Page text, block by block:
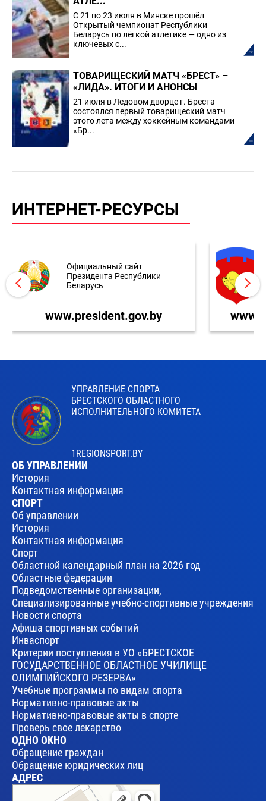
С 21 по 23 июля в Минске прошёл
Открытый чемпионат Республики
Беларусь по лёгкой атлетике — одно из
ключевых с...
ТОВАРИЩЕСКИЙ МАТЧ «БРЕСТ» –
«ЛИДА». ИТОГИ И АНОНСЫ
21 июля в Ледовом дворце г. Бреста
состоялся первый товарищеский матч
этого лета между хоккейным командами
«Бр...
ИНТЕРНЕТ-РЕСУРСЫ
Официальный сайт
Президента Республики
Беларусь
www.president.gov.by
УПРАВЛЕНИЕ СПОРТА
БРЕСТСКОГО ОБЛАСТНОГО
ИСПОЛНИТЕЛЬНОГО КОМИТЕТА
1REGIONSPORT.BY
ОБ УПРАВЛЕНИИ
История
Контактная информация
СПОРТ
Об управлении
История
Контактная информация
Спорт
Областной календарный план на 2026 год
Областные федерации
Подведомственные организации,
Специализированные учебно-спортивные учреждения
Новости спорта
Афиша спортивных событий
Инваспорт
Критерии поступления в УО «БРЕСТСКОЕ
ГОСУДАРСТВЕННОЕ ОБЛАСТНОЕ УЧИЛИЩЕ
ОЛИМПИЙСКОГО РЕЗЕРВА»
Учебные программы по видам спорта
Нормативно-правовые акты
Нормативно-правовые акты в спорте
Проверь свое лекарство
ОДНО ОКНО
Обращение граждан
Обращение юридических лиц
АДРЕС
Брест
Улица Леваневского, 17 — Яндекс Карты